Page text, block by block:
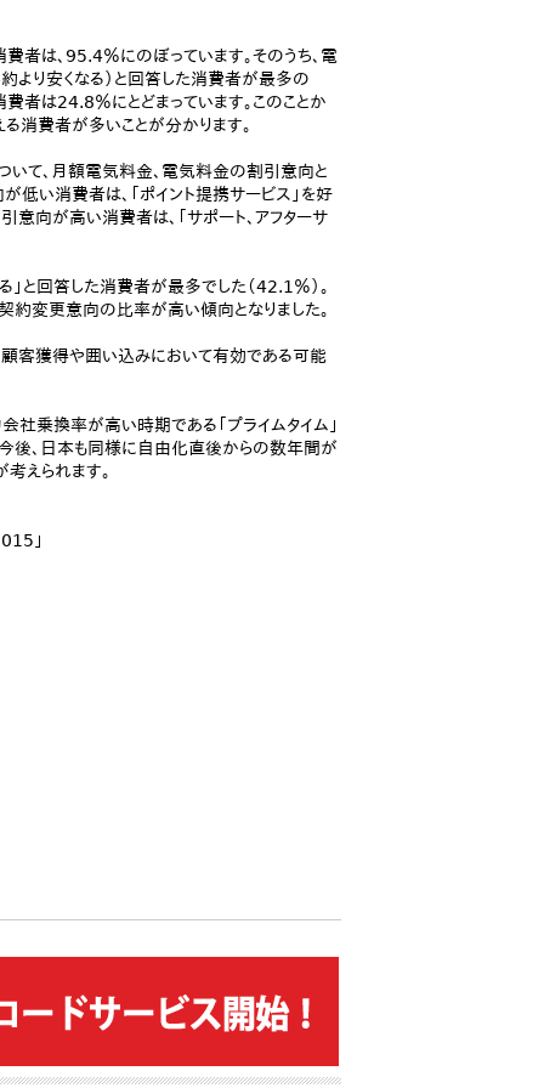
者は、95.4％にのぼっています。そのうち、電
より安くなる）と回答した消費者が最多の
者は24.8％にとどまっています。このことか
消費者が多いことが分かります。
いて、月額電気料金、電気料金の割引意向と
い消費者は、「ポイント提携サービス」を好
向が高い消費者は、「サポート、アフターサ
と回答した消費者が最多でした（42.1％）。
変更意向の比率が高い傾向となりました。
客獲得や囲い込みにおいて有効である可能
乗換率が高い時期である「プライムタイム」
後、日本も同様に自由化直後からの数年間が
えられます。
」